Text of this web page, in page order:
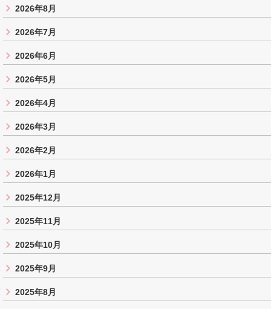
2026年8月
2026年7月
2026年6月
2026年5月
2026年4月
2026年3月
2026年2月
2026年1月
2025年12月
2025年11月
2025年10月
2025年9月
2025年8月